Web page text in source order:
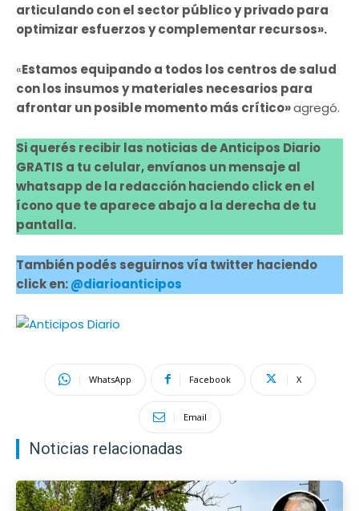
articulando con el sector público y privado para
optimizar esfuerzos y complementar recursos».
«Estamos equipando a todos los centros de salud
con los insumos y materiales necesarios para
afrontar un posible momento más crítico»agregó.
Si querés recibir las noticias de Anticipos Diario
GRATIS a tu celular, envíanos un mensaje al
whatsapp de la redacción haciendo click en el
ícono que te aparece abajo a la derecha de tu
pantalla.
También podés seguirnos vía twitter haciendo
click en:@diarioanticipos
WhatsApp Facebook X
Email
Noticias relacionadas